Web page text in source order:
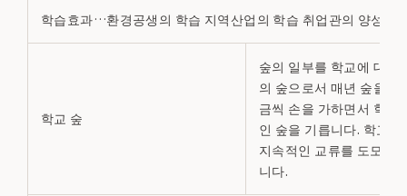
학습효과…환경공생의 학습 지역산업의 학습 취업관의 양성
학교 숲
숲의 일부를 학교에 대여
의 숲으로서 매년 숲을 방
금씩 손을 가하면서 학교
인 숲을 기릅니다. 학교와
지속적인 교류를 도모할
니다.